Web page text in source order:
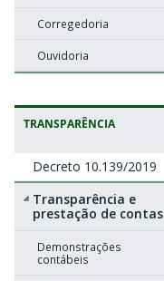
Corregedoria
Ouvidoria
TRANSPARÊNCIA
Decreto 10.139/2019
Transparência e
prestação de contas
Demonstrações
contábeis